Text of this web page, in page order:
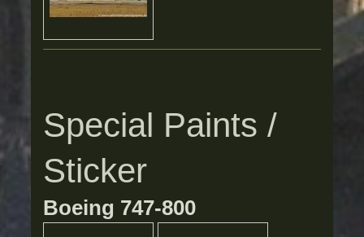
Special Paints /
Sticker
Boeing 747-800